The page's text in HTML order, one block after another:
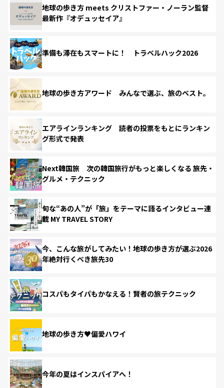
地球の歩き方 meets クリストファー・ノーラン監督
最新作『オデュッセイア』
準備も滞在もスマートに！ トラベルハック2026
地球の歩き方アワード みんなで選ぶ、旅のベスト。
エアラインランキング 読者の投票をもとにランキン
グ形式で発表
Next韓国旅 次の韓国旅行がもっと楽しくなる 旅先・
グルメ・テクニック
旬な“あの人”が「旅」をテーマに語るインタビュー連
載 MY TRAVEL STORY
今、こんな旅がしてみたい！地球の歩き方が選ぶ2026
年絶対行くべき旅先30
コスパもタイパもかなえる！賢者の旅テクニック
地球の歩き方♥偏愛ハワイ
今年の夏はインスパイアへ！